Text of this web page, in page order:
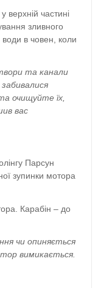
верхній частині
зливного
в човен, коли
та канали
очищуйте їх,
вас
Парсун
зупинки мотора
Карабін – до
чи опиняється
вимикається.